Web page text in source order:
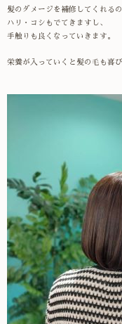
髪のダメージを補修してくれる
ハリ・コシもでてきますし、
手触りも良くなっていきます。
栄養が入っていくと髪の毛も喜び